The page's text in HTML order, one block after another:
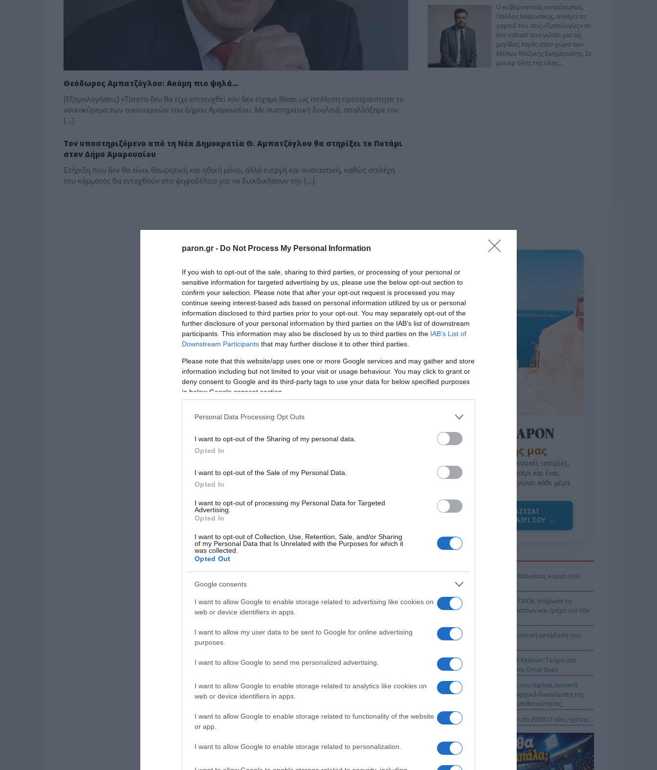
paron.gr - Do Not Process My Personal Information
If you wish to opt-out of the sale, sharing to third parties, or processing of your personal or
sensitive information for targeted advertising by us, please use the below opt-out section to
confirm your selection. Please note that after your opt-out request is processed you may
continue seeing interest-based ads based on personal information utilized by us or personal
information disclosed to third parties prior to your opt-out. You may separately opt-out of the
further disclosure of your personal information by third parties on the IAB’s list of downstream
participants. This information may also be disclosed by us to third parties on the IAB’s List of
Downstream Participants that may further disclose it to other third parties.
Please note that this website/app uses one or more Google services and may gather and store
information including but not limited to your visit or usage behaviour. You may click to grant or
deny consent to Google and its third-party tags to use your data for below specified purposes
in below Google consent section.
Personal Data Processing Opt Outs
I want to opt-out of the Sharing of my personal data.
Opted In
I want to opt-out of the Sale of my Personal Data.
Opted In
I want to opt-out of processing my Personal Data for Targeted
Advertising.
Opted In
I want to opt-out of Collection, Use, Retention, Sale, and/or Sharing
of my Personal Data that Is Unrelated with the Purposes for which it
was collected.
Opted Out
Google consents
I want to allow Google to enable storage related to advertising like cookies on
web or device identifiers in apps.
I want to allow my user data to be sent to Google for online advertising
purposes.
I want to allow Google to send me personalized advertising.
I want to allow Google to enable storage related to analytics like cookies on
web or device identifiers in apps.
I want to allow Google to enable storage related to functionality of the website
or app.
I want to allow Google to enable storage related to personalization.
Θεόδωρος Αμπατζόγλου: Ακόμη πιο ψηλά…
[Εξομολογήσεις] «Τίποτα δεν θα είχε επιτευχθεί εάν δεν είχαμε θέσει ως απόλυτη προτεραιότητα το
νοικοκύρεμα των οικονομικών του Δήμου Αμαρουσίου. Με συστηματική δουλειά, απαλλάξαμε τον
[…]
Τον υποστηριζόμενο από τη Νέα Δημοκρατία Θ. Αμπατζόγλου θα στηρίξει το Ποτάμι
στον Δήμο Αμαρουσίου
Στήριξη που δεν θα είναι θεωρητική και ηθική μόνο, αλλά ενεργή και ουσιαστική, καθώς στελέχη
του κόμματος θα ενταχθούν στο ψηφοδέλτιο για να διεκδικήσουν την […]
Ο κυβερνητικός εκπρόσωπος,
Παύλος Μαρινάκης, ανοίγει τα
χαρτιά του στις «Τυπολογίες» σε
ένα vidcast που μιλάει για τις
μεγάλες τομές στον χώρο των
Μέσων Μαζικής Ενημέρωσης. Σε
μια εφ’ όλης της ύλης
της Ζωής μας
Οι άνθρωποι, οι αυθεντικές ιστορίες,
το ελληνικό καλοκαίρι και ένας
πολιτισμός που μας ενώνει κάθε μέρα.
ΌΣΑ ΧΡΕΙΆΖΕΣΑΙ
ΓΙΑ ΤΟ ΚΑΛΟΚΑΊΡΙ ΣΟΥ →
Ορθόδοξοι υπάρχουν και στα Βαλκάνια, κύριοι του
Ψυχρολουσία στην Τούμπα: Ο ΠΑΟΚ πλήρωσε το
«μπλακ άουτ» των 17 δευτερολέπτων και τρέχει για την
ΠΑΟΚ – Άντερλεχτ LIVE: Η τηλεοπτική μετάδοση του
Στη Μύκονο βρίσκεται η Nicole Kidman: Γεύμα στο
Nammos μαζί με Zoe Saldaña και Omar Epps
Ρένα Δούρου: Θολή συμφωνία που αφήνει ανοικτά
ερωτήματα σχετικά με τα κυριαρχικά δικαιώματα της
Ελλάδας έναντι της τουρκικής επιθετικότητας
Ο Μιλάν Βιτάλις στην ΑΕΚ μέχρι το 2030! Ο νέος ηγέτης;